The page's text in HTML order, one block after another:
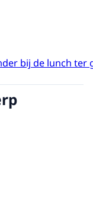
bij de lunch